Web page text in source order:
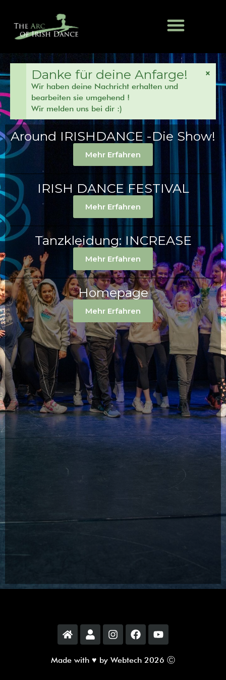
Danke für deine Anfarge!
Wir haben deine Nachricht erhalten und
bearbeiten sie umgehend !
Wir melden uns bei dir :)
×
Around IRISHDANCE -Die Show!
Mehr Erfahren
IRISH DANCE FESTIVAL
Mehr Erfahren
Tanzkleidung: INCREASE
Mehr Erfahren
Homepage
Mehr Erfahren
Made with ♥ by Webtech 2026 Ⓒ